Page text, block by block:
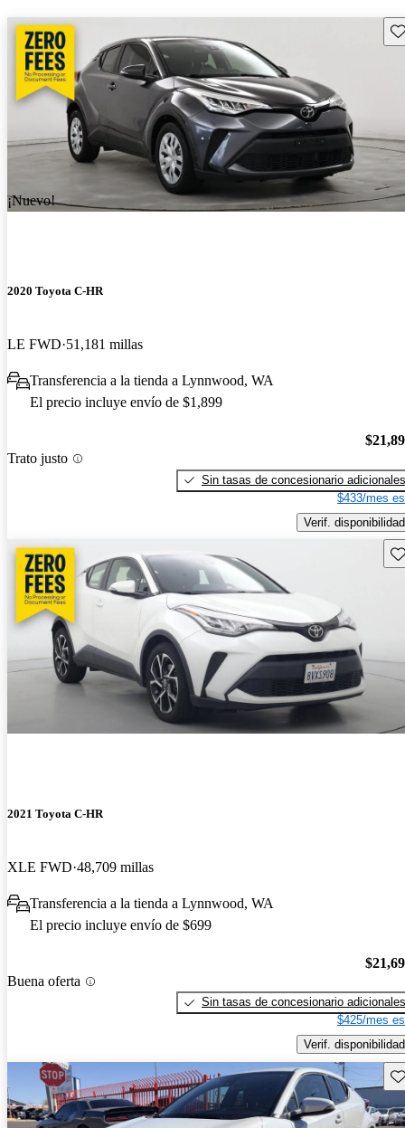
¡Nuevo!
2020 Toyota C-HR
LE FWD 51,181 millas
Transferencia a la tienda a Lynnwood, WA
El precio incluye envío de $1,899
Trato justo
Sin tasas de concesionario adicionales
$433/mes
Verif. disponibilidad
2021 Toyota C-HR
XLE FWD 48,709 millas
Transferencia a la tienda a Lynnwood, WA
El precio incluye envío de $699
Buena oferta
Sin tasas de concesionario adicionales
$425/mes
Verif. disponibilidad